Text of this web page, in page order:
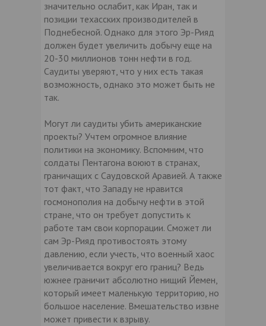
значительно ослабит, как Иран, так и
позиции техасских производителей в
Поднебесной. Однако для этого Эр-Рияд
должен будет увеличить добычу еще на
20-30 миллионов тонн нефти в год.
Саудиты уверяют, что у них есть такая
возможность, однако это может быть не
так.
Могут ли саудиты убить американские
проекты? Учтем огромное влияние
политики на экономику. Вспомним, что
солдаты Пентагона воюют в странах,
граничащих с Саудовской Аравией. А также
тот факт, что Западу не нравится
госмонополия на добычу нефти в этой
стране, что он требует допустить к
работе там свои корпорации. Сможет ли
сам Эр-Рияд противостоять этому
давлению, если учесть, что военный хаос
увеличивается вокруг его границ? Ведь
южнее граничит абсолютно нищий Йемен,
который имеет маленькую территорию, но
большое население. Вмешательство извне
может привести к взрыву.